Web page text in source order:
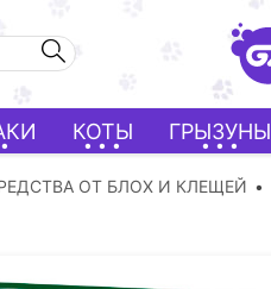
КОТЫ ГРЫЗУНЫ
ОТ БЛОХ И КЛЕЩЕЙ